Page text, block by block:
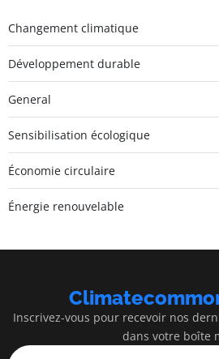
Changement climatique
Développement durable
General
Sensibilisation écologique
Économie circulaire
Énergie renouvelable
Inscrivez-vous pour recevoir nos
dans votre boîte